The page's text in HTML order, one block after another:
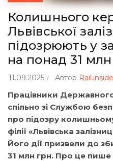
Колишнього
Львівської
підозрюють у
на понад 31
11.09.2025 Автор
Працівники
спільно зі Службою
про підозру
філії «Львівська
Його дії призвели до
31 млн грн. Про це пише